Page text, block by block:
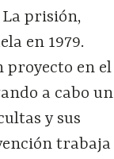
prisión,
en 1979.
proyecto en el
a cabo un
y sus
trabaja